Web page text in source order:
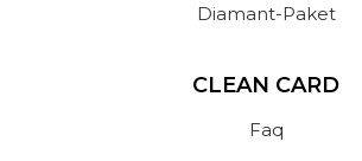
Diamant-Paket
CLEAN CARD
Faq